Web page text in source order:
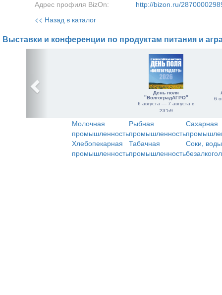
Адрес профиля BizOn: http://bizon.ru/
<< Назад в каталог
Выставки и конференции по продуктам питания и
День поля
"ВолгоградАГРО"
6 августа — 7 августа в
23:59
6
Молочная
промышленность
Рыбная
промышленность
Сахарная
Хлебопекарная
промышленность
Табачная
промышленность
Соки,